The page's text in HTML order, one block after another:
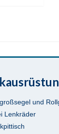
und
Lenkräder